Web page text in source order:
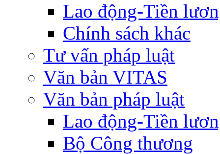
Lao động-Tiền
Chính sách khác
Tư vấn pháp luật
Văn bản VITAS
Văn bản pháp luật
Lao động-Tiền
Bộ Công thương